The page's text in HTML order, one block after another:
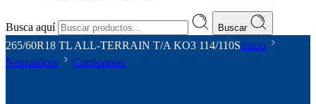
Busca aquí Buscar
265/60R18 TL ALL-TERRAIN T/A KO3 114/110SInicio
Neumáticos
Camionetas